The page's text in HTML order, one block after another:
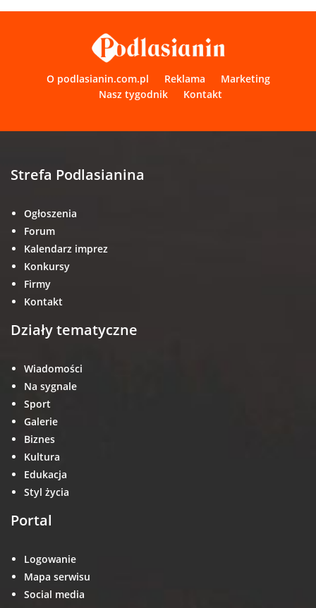
O podlasianin.com.pl Reklama
Marketing
Nasz tygodnik
Kontakt
Strefa Podlasianina
Ogłoszenia
Forum
Kalendarz imprez
Konkursy
Firmy
Kontakt
Działy tematyczne
Wiadomości
Na sygnale
Sport
Galerie
Biznes
Kultura
Edukacja
Styl życia
Portal
Logowanie
Mapa serwisu
Social media